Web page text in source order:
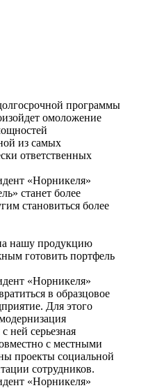
программы
омоложение
из самых
ответственных
«Норникеля»
станет более
становиться более
нашу продукцию
готовить портфель
«Норникеля»
в образцовое
Для этого
ней серьезная
с местными
проекты социальной
сотрудников.
«Норникеля»